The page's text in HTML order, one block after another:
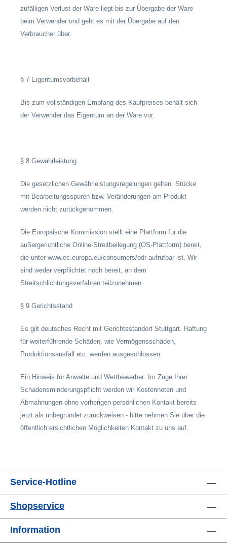
zufälligen Verlust der Ware liegt bis zur Übergabe der Ware
beim Verwender und geht es mit der Übergabe auf den
Verbraucher über.
§ 7 Eigentumsvorbehalt
Bis zum vollständigen Empfang des Kaufpreises behält sich
der Verwender das Eigentum an der Ware vor.
§ 8 Gewährleistung
Die gesetzlichen Gewährleistungsregelungen gelten. Stücke
mit Bearbeitungsspuren bzw. Veränderungen am Produkt
werden nicht zurückgenommen.
Die Europäische Kommission stellt eine Plattform für die
außergerichtliche Online-Streitbeilegung (OS-Plattform) bereit,
die unter www.ec.europa.eu/consumers/odr aufrufbar ist. Wir
sind weder verpflichtet noch bereit, an dem
Streitschlichtungsverfahren teilzunehmen.
§ 9 Gerichtsstand
Es gilt deutsches Recht mit Gerichtsstandort Stuttgart. Haftung
für weiterführende Schäden, wie Vermögensschäden,
Produktionsausfall etc. werden ausgeschlossen.
Ein Hinweis für Anwälte und Wettbewerber: Im Zuge Ihrer
Schadensminderungspflicht werden wir Kostennoten und
Abmahnungen ohne vorherigen persönlichen Kontakt bereits
jetzt als unbegründet zurückweisen - bitte nehmen Sie über die
öffentlich ersichtlichen Möglichkeiten Kontakt zu uns auf.
Service-Hotline
Shopservice
Information